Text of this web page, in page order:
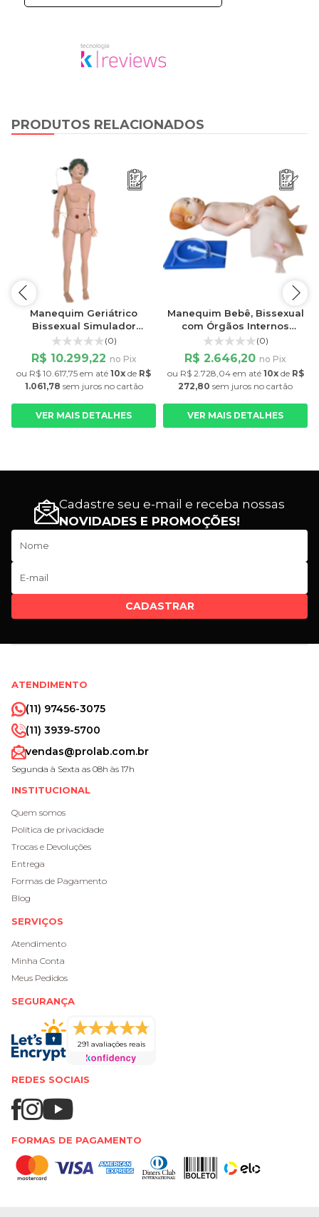
PRODUTOS RELACIONADOS
Manequim Geriátrico
Bissexual Simulador
Avançado para
Enfermagem
(0)
R$ 10.299,22 no Pix
ou R$ 10.617,75 em até 10x de R$
1.061,78 sem jurosno cartão
VER MAIS DETALHES
Manequim Bebê, Bissexual
com Órgãos Internos
Simulador para Treino de
Enfermagem
(0)
R$ 2.646,20 no Pix
ou R$ 2.728,04em até 10xde R$
272,80 sem juros no cartão
VER MAIS DETALHES
Cadastre seu e-mail e receba nossas
NOVIDADES E PROMOÇÕES!
CADASTRAR
ATENDIMENTO
(11) 97456-3075
(11) 3939-5700
vendas@prolab.com.br
Segunda à Sexta as 08h às 17h
INSTITUCIONAL
Quem somos
Política de privacidade
Trocas e Devoluções
Entrega
Formas de Pagamento
Blog
SERVIÇOS
Atendimento
Minha Conta
Meus Pedidos
SEGURANÇA
291 avaliações reais
REDES SOCIAIS
FORMAS DE PAGAMENTO